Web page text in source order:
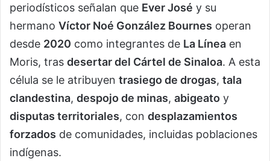
periodísticos señalan que Ever José y su
hermano Víctor Noé González Bournes operan
desde 2020 como integrantes de La Línea en
Moris, tras desertar del Cártel de Sinaloa. A esta
célula se le atribuyen trasiego de drogas, tala
clandestina, despojo de minas, abigeato y
disputas territoriales, con desplazamientos
forzados de comunidades, incluidas poblaciones
indígenas.